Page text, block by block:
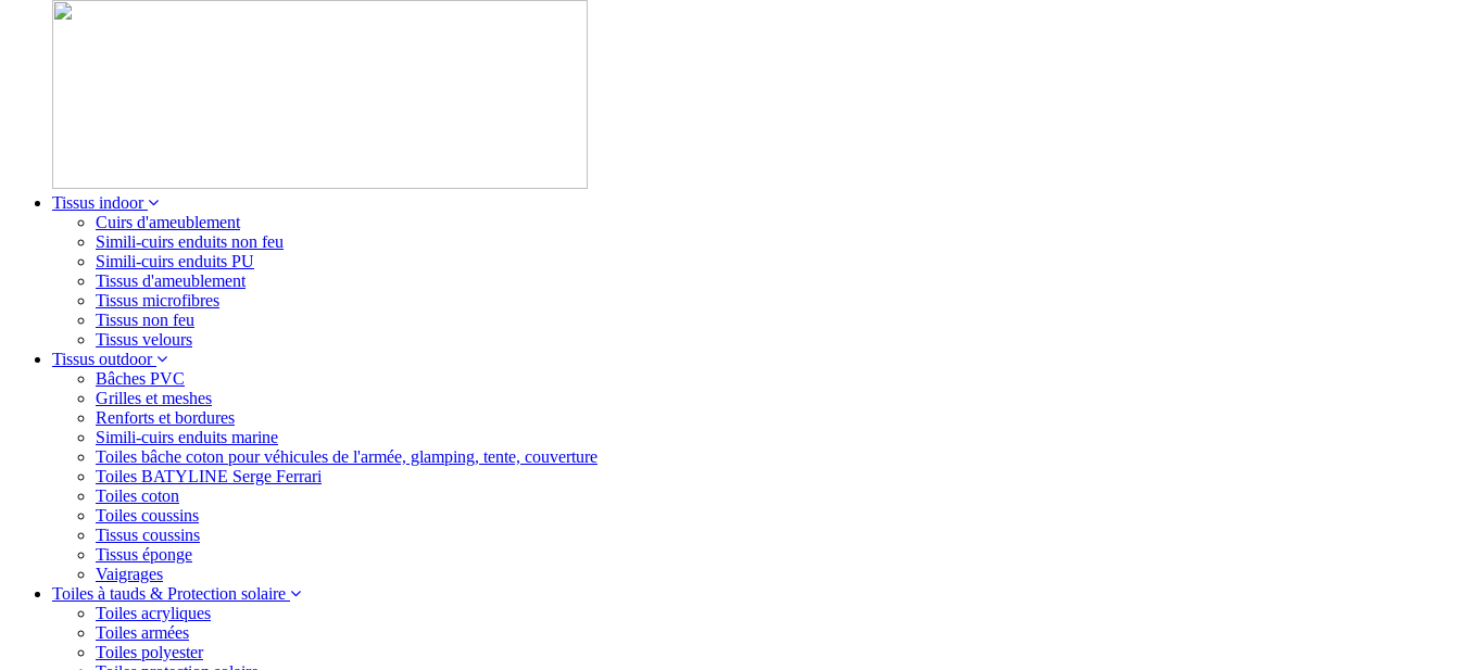
Tissus indoor
Cuirs d'ameublement
Simili-cuirs enduits non feu
Simili-cuirs enduits PU
Tissus d'ameublement
Tissus microfibres
Tissus non feu
Tissus velours
Tissus outdoor
Bâches PVC
Grilles et meshes
Renforts et bordures
Simili-cuirs enduits marine
Toiles bâche coton pour véhicules de l'armée, glamping, tente, couverture
Toiles BATYLINE Serge Ferrari
Toiles coton
Toiles coussins
Tissus coussins
Tissus éponge
Vaigrages
Toiles à tauds & Protection solaire
Toiles acryliques
Toiles armées
Toiles polyester